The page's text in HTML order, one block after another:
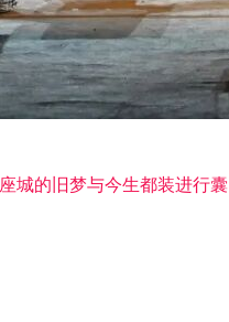
城的旧梦与今生都装进行囊